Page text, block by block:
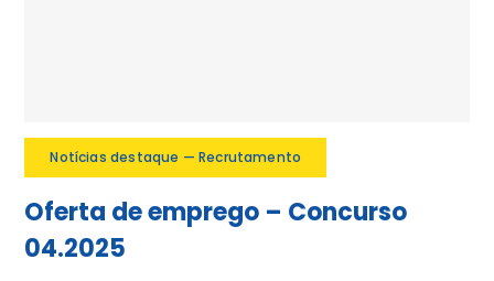
Notícias destaque — Recrutamento
Oferta de emprego – Concurso
04.2025